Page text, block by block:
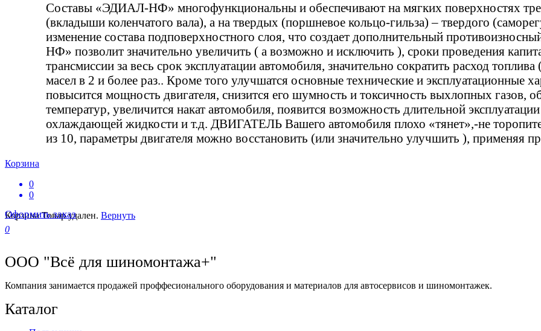
Составы «ЭДИАЛ-НФ» многофункциональны и обеспечивают на мягких поверхностях
(вкладыши коленчатого вала), а на твердых (поршневое кольцо-гильза) – твердого
изменение состава подповерхностного слоя, что создает дополнительный
НФ» позволит значительно увеличить ( а возможно и исключить ), сроки проведения
трансмиссии за весь срок эксплуатации автомобиля, значительно сократить расход
масел в 2 и более раз.. Кроме того улучшатся основные технические и эксплуатационные
повысится мощность двигателя, снизится его шумность и токсичность выхлопных газов,
температур, увеличится накат автомобиля, появится возможность длительной
охлаждающей жидкости и т.д. ДВИГАТЕЛЬ Вашего автомобиля плохо «тянет»,-не
из 10, параметры двигателя можно восстановить (или значительно улучшить ),
Корзина
0
0
Корзина Товар удален. Вернуть
0
Оформить заказ
ООО "Всё для шиномонтажа+"
Компания занимается продажей проффесионального оборудования и материалов для автосервисов и шиномонтажек.
Каталог